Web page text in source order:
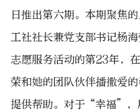
日推出第六期。本期聚焦
工社社长兼党支部书记杨
志愿服务活动的第23年，
荣和她的团队伙伴播撒爱
提供帮助。对于“幸福”，